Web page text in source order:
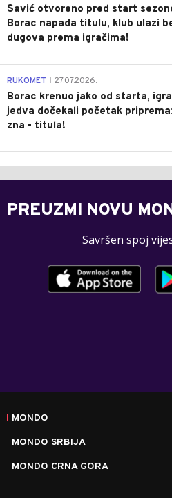
Savić otvoreno pred start
Borac napada titulu, klub ulazi
dugova prema igračima!
RUKOMET 27.07.2026.
Borac krenuo jako od starta,
jedva dočekali početak
zna - titula!
PREUZMI NOVU
Savršen spoj
MONDO
MONDO SRBIJA
MONDO CRNA GORA